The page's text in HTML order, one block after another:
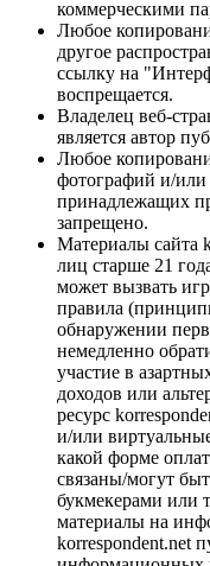
коммерческими
Любое
другое
ссылку на
воспрещается.
Владелец веб-
является автор
Любое
фотографий и/или
принадлежащих
запрещено.
Материалы сайта
лиц старше 21
может вызвать
правила
обнаружении
немедленно
участие в
доходов или
ресурс
и/или
какой форме
связаны/могут
букмекерами или
материалы на
korrespondent.net